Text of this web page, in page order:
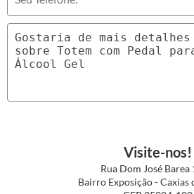
Visite-nos!
Rua Dom José Barea
Bairro Exposição - Caxias